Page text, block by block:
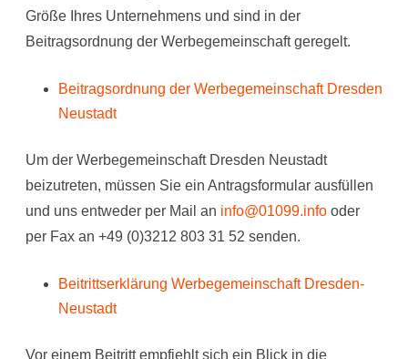
Größe Ihres Unternehmens und sind in der
Beitragsordnung der Werbegemeinschaft geregelt.
Beitragsordnung der Werbegemeinschaft Dresden
Neustadt
Um der Werbegemeinschaft Dresden Neustadt
beizutreten, müssen Sie ein Antragsformular ausfüllen
und uns entweder per Mail an info@01099.info oder
per Fax an +49 (0)3212 803 31 52 senden.
Beitrittserklärung Werbegemeinschaft Dresden-
Neustadt
Vor einem Beitritt empfiehlt sich ein Blick in die